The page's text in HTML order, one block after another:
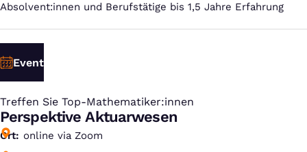
Absolvent:innen und Berufstätige bis 1,5 Jahre Erfahrung
Event
Treffen Sie Top-Mathematiker:innen
:
Perspektive Aktuarwesen
Ort
online via Zoom